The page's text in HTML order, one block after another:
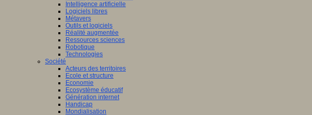
Intelligence artificielle
Logiciels libres
Métavers
Outils et logiciels
Réalité augmentée
Ressources sciences
Robotique
Technologies
Société
Acteurs des territoires
Ecole et structure
Economie
Ecosystème éducatif
Génération internet
Handicap
Mondialisation